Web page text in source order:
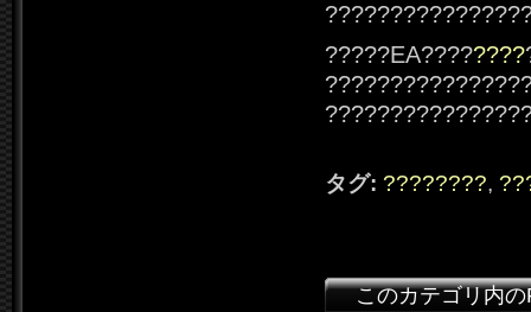
?????EA????????
タグ: ????????,
このカテゴリ内